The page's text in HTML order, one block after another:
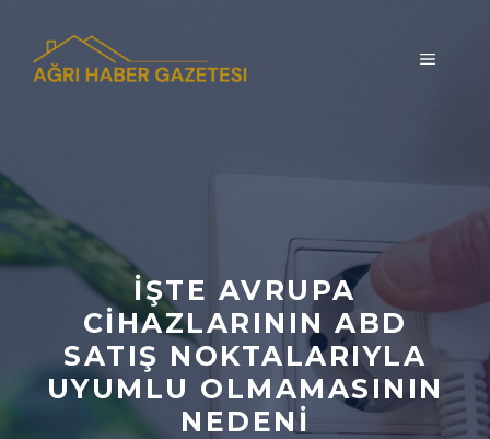
MENÜ
İŞTE AVRUPA
CIHAZLARININ ABD
SATIŞ NOKTALARIYLA
UYUMLU OLMAMASININ
NEDENI